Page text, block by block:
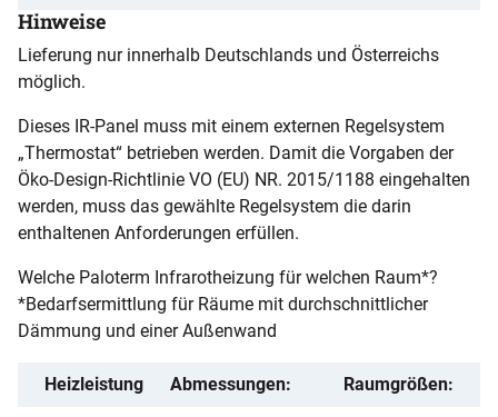
Hinweise
Lieferung nur innerhalb Deutschlands und Österreichs
möglich.
Dieses IR-Panel muss mit einem externen Regelsystem
„Thermostat“ betrieben werden. Damit die Vorgaben der
Öko-Design-Richtlinie VO (EU) NR. 2015/1188 eingehalten
werden, muss das gewählte Regelsystem die darin
enthaltenen Anforderungen erfüllen.
Welche Paloterm Infrarotheizung für welchen Raum*?
*Bedarfsermittlung für Räume mit durchschnittlicher
Dämmung und einer Außenwand
Heizleistung Abmessungen: Raumgrößen: